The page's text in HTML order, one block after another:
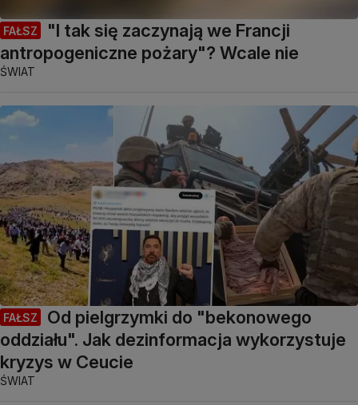
FAŁSZ
"I tak się zaczynają we Francji
antropogeniczne pożary"? Wcale nie
ŚWIAT
FAŁSZ
Od pielgrzymki do "bekonowego
oddziału". Jak dezinformacja wykorzystuje
kryzys w Ceucie
ŚWIAT